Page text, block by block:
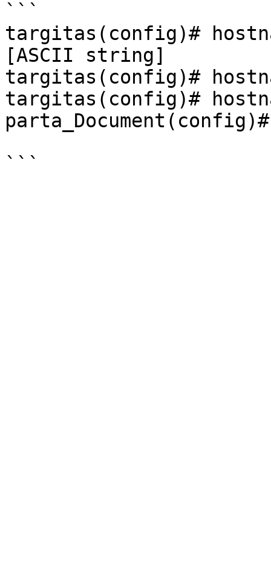
```
targitas(config)#
[ASCII string]
targitas(config)#
targitas(config)#
parta_Document(config)#